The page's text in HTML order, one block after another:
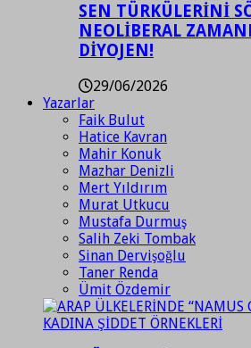
SEN TÜRKÜLERİNİ
NEOLİBERAL
DİYOJEN!
29/06/2026
Yazarlar
Faik Bulut
Hatice Kavran
Mahir Konuk
Mazhar Denizli
Mert Yıldırım
Murat Utkucu
Mustafa Durmuş
Salih Zeki Tombak
Sinan Dervişoğlu
Taner Renda
Ümit Özdemir